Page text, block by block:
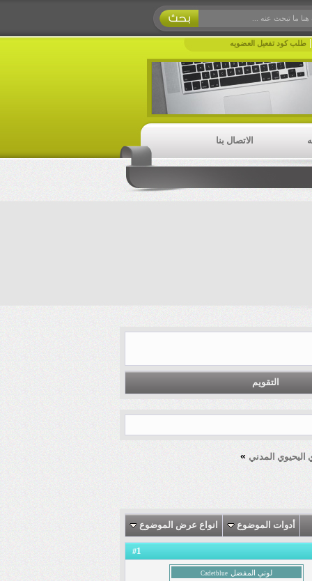
طلب كود تفعيل العضويه
الاتصال بنا
التقويم
»
أدوات الموضوع انواع عرض الموضوع
#1
لوني المفضل Cadetblue